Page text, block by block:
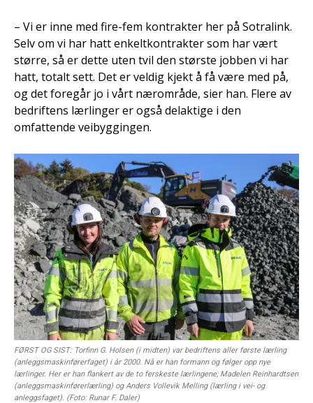
– Vi er inne med fire-fem kontrakter her på Sotralink.
Selv om vi har hatt enkeltkontrakter som har vært
større, så er dette uten tvil den største jobben vi har
hatt, totalt sett. Det er veldig kjekt å få være med på,
og det foregår jo i vårt nærområde, sier han. Flere av
bedriftens lærlinger er også delaktige i den
omfattende veibyggingen.
FØRST OG SIST: Torfinn G. Holsen (i midten) var bedriftens aller første lærling
(anleggsmaskinførerfaget) i år 2000. Nå er han formann og følger opp nye
lærlinger. Her er han flankert av de to ferskeste lærlingene; Madelen Reinhardtsen
(anleggsmaskinførerlærling) og Anders Vollevik Melling (lærling i vei- og
anleggsfaget). (Foto: Runar F. Daler)